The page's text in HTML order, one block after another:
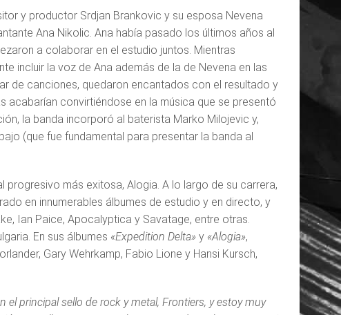
y productor Srdjan Brankovic y su esposa Nevena
Ana Nikolic. Ana había pasado los últimos años al
a colaborar en el estudio juntos. Mientras
incluir la voz de Ana además de la de Nevena en las
de canciones, quedaron encantados con el resultado y
acabarían convirtiéndose en la música que se presentó
la banda incorporó al baterista Marko Milojevic y,
(que fue fundamental para presentar la banda al
más exitosa, Alogia. A lo largo de su carrera,
en innumerables álbumes de estudio y en directo, y
Ian Paice, Apocalyptica y Savatage, entre otras.
En sus álbumes «Expedition Delta»y «Alogia»,
Gary Wehrkamp, Fabio Lione y Hansi Kursch,
principal sello de rock y metal, Frontiers, y estoy muy